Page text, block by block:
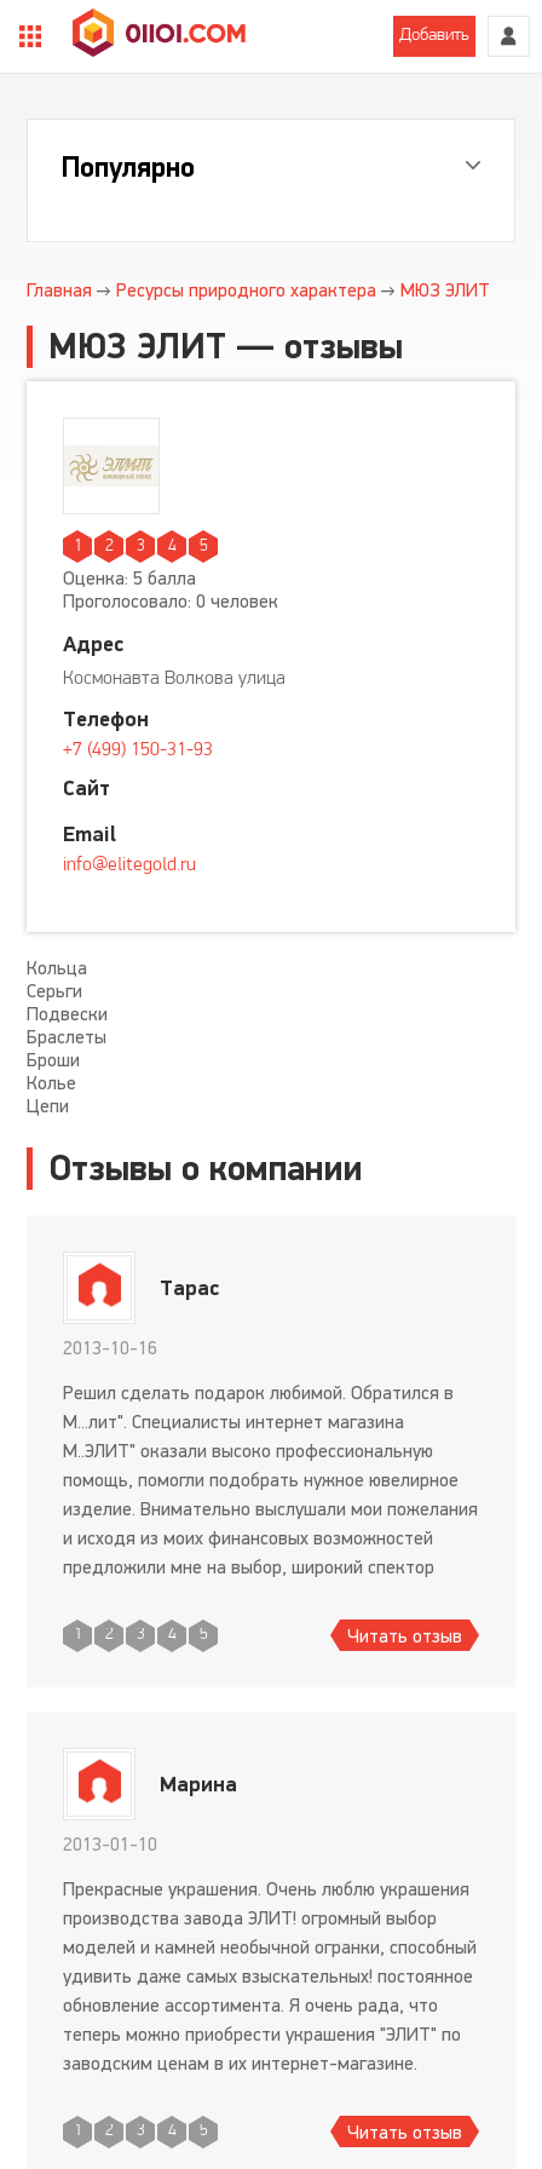
Добавить
Популярно
Главная Ресурсы природного характера МЮЗ ЭЛИТ
МЮЗ ЭЛИТ — отзывы
1 2 3 4 5
Оценка: 5 балла
Проголосовало: 0 человек
Адрес
Космонавта Волкова улица
Телефон
+7 (499) 150-31-93
Сайт
Email
info@elitegold.ru
Кольца
Серьги
Подвески
Браслеты
Броши
Колье
Цепи
Отзывы о компании
Тарас
2013-10-16
Решил сделать подарок любимой. Обратился в
М...лит". Специалисты интернет магазина
М..ЭЛИТ" оказали высоко профессиональную
помощь, помогли подобрать нужное ювелирное
изделие. Внимательно выслушали мои пожелания
и исходя из моих финансовых возможностей
предложили мне на выбор, широкий спектор
удивлён, тем сервисом и и профессиона
1 2 3 4 5 Читать отзыв
Марина
2013-01-10
Прекрасные украшения. Очень люблю украшения
производства завода ЭЛИТ! огромный выбор
моделей и камней необычной огранки, способный
удивить даже самых взыскательных! постоянное
обновление ассортимента. Я очень рада, что
теперь можно приобрести украшения "ЭЛИТ" по
заводским ценам в их интернет-магазине.
1 2 3 4 5 Читать отзыв